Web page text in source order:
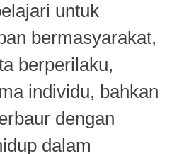
untuk
bermasyarakat,
berperilaku,
individu, bahkan
dengan
dalam